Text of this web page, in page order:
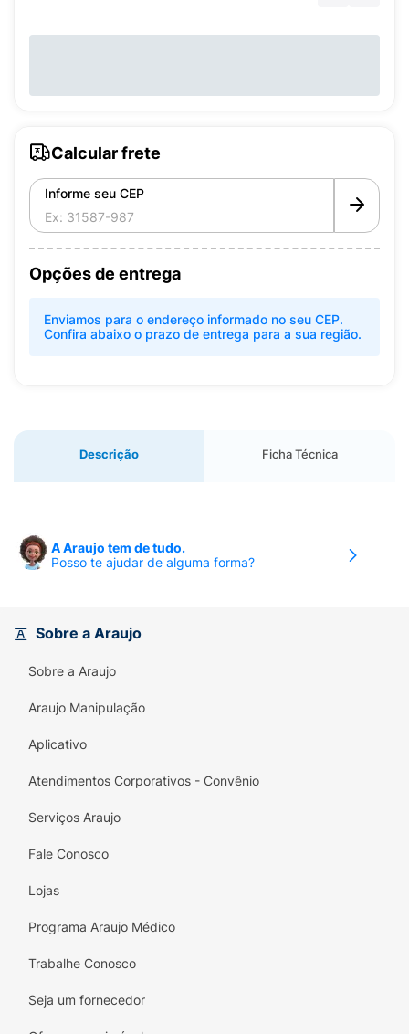
Calcular frete
Informe seu CEP
Opções de entrega
Enviamos para o endereço informado no seu CEP.
Confira abaixo o prazo de entrega para a sua região.
Descrição Ficha Técnica
A Araujo tem de tudo.
Posso te ajudar de alguma forma?
Sobre a Araujo
Sobre a Araujo
Araujo Manipulação
Aplicativo
Atendimentos Corporativos - Convênio
Serviços Araujo
Fale Conosco
Lojas
Programa Araujo Médico
Trabalhe Conosco
Seja um fornecedor